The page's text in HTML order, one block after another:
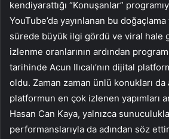
kendiyarattığı “Konuşanlar”
YouTube’da yayınlanan bu
sürede büyük ilgi gördü ve viral hale
izlenme oranlarının ardından
tarihinde Acun Ilıcalı’nın dijital
oldu. Zaman zaman ünlü konukları da
platformun en çok izlenen yapımları
Hasan Can Kaya, yalnızca
performanslarıyla da adından söz